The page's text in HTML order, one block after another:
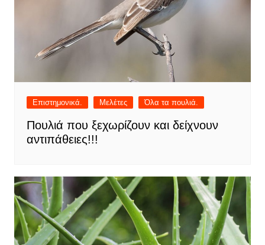
Επιστημονικά. Μελέτες Όλα τα πουλιά.
Πουλιά που ξεχωρίζουν και δείχνουν
αντιπάθειες!!!